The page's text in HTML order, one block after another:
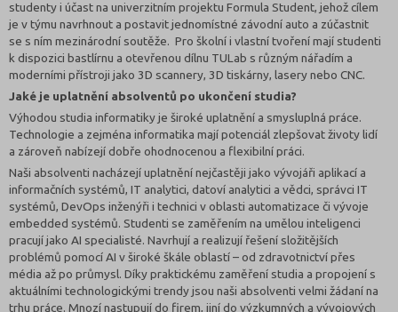
studenty i účast na univerzitním projektu Formula Student, jehož cílem
je v týmu navrhnout a postavit jednomístné závodní auto a zúčastnit
se s ním mezinárodní soutěže. Pro školní i vlastní tvoření mají studenti
k dispozici bastlírnu a otevřenou dílnu TULab s různým nářadím a
moderními přístroji jako 3D scannery, 3D tiskárny, lasery nebo CNC.
Jaké je uplatnění absolventů po ukončení studia?
Výhodou studia informatiky je široké uplatnění a smysluplná práce.
Technologie a zejména informatika mají potenciál zlepšovat životy lidí
a zároveň nabízejí dobře ohodnocenou a flexibilní práci.
Naši absolventi nacházejí uplatnění nejčastěji jako vývojáři aplikací a
informačních systémů, IT analytici, datoví analytici a vědci, správci IT
systémů, DevOps inženýři i technici v oblasti automatizace či vývoje
embedded systémů. Studenti se zaměřením na umělou inteligenci
pracují jako AI specialisté. Navrhují a realizují řešení složitějších
problémů pomocí AI v široké škále oblastí – od zdravotnictví přes
média až po průmysl. Díky praktickému zaměření studia a propojení s
aktuálními technologickými trendy jsou naši absolventi velmi žádaní na
trhu práce. Mnozí nastupují do firem, jiní do výzkumných a vývojových